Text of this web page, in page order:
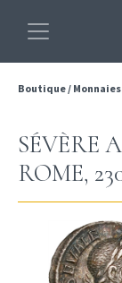
Boutique/ Monnaies
SÉVÈRE
ROME,